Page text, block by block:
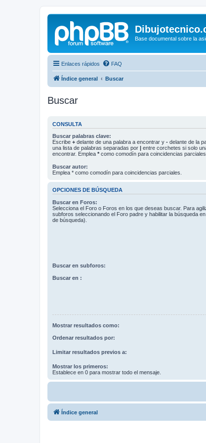
Base documental sobre la
Enlaces rápidos FAQ
Índice general Buscar
Buscar
CONSULTA
Buscar palabras clave:
Escribe + delante de una palabra a encontrar y - delante de la
una lista de palabras separadas por | entre corchetes si solo
encontrar. Emplea * como comodín para coincidencias parciales.
Buscar autor:
Emplea * como comodín para coincidencias parciales.
OPCIONES DE BÚSQUEDA
Buscar en Foros:
Selecciona el Foro o Foros en los que deseas buscar. Para
subforos seleccionando el Foro padre y habilitar la búsqueda
de búsqueda).
Buscar en subforos:
Buscar en :
Mostrar resultados como:
Ordenar resultados por:
Limitar resultados previos a:
Mostrar los primeros:
Establece en 0 para mostrar todo el mensaje.
Índice general